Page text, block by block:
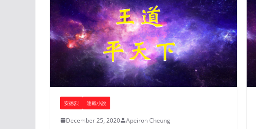
安德烈 連載小說
December 25, 2020 Apeiron Cheung